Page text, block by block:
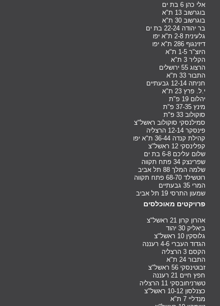
אלי כהן 6 בת ים
בוגרשוב 13 ת"א
בוגרשוב 30 ת"א
בר יהודה 22-24 בת ים
גלעינית 2-8 ת"א יפו
דיזינגוף 286 ת"א יפו
היוצ"ר 1-5 ת"א
הקליר 3 ת"א
הרצוג 55 ירושלים
התבור 33 ת"א
חניתה 12-14 גבעתיים
י.ל. פרץ 23 ת"א
יהלום 19 פ"ת
מינץ 37-35 פ"ת
סוקולוב 33 פ"ת
סמילנסקי סוקולוב ראשל"צ
פינסקר 12-14 הרצליה
קהילת קנדה 36-44 ת"א יפו
קפלינסקי 12 ראשל"צ
שלום עליכם 6-8 בת ים
שפרינצק 34 פתח תקווה
שלמה המלך 88 תל אביב
רוטשילד 68-70 פתח תקווה
המרי 35 גבעתיים
שמעון התרסי 19 תל אביב
פרויקטים מאוכלסים
אהרון קרון 21 ראשל"צ
ביאליק 30 יהוד
גלוסקין 10 ראשל"צ
הגדוד העברי 4-6 רעננה
הקסם 3 הרצליה
התבור 24 ת"א
זבוטינסקי 56 ראשל"צ
חפץ חיים 21 רעננה
טשרניחובסקי 11 הרצליה
כצנלסון 10-12 ראשל"צ
מנדליי 7 ת"א